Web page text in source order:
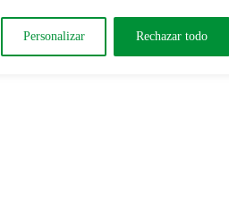
Personalizar Rechazar todo